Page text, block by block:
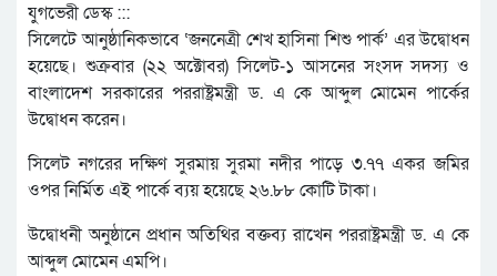
যুগভেরী ডেস্ক :::
সিলেটে আনুষ্ঠানিকভাবে ‘জননেত্রী শেখ হাসিনা শিশু পার্ক’ এর উদ্বোধন
হয়েছে। শুক্রবার (২২ অক্টোবর) সিলেট-১ আসনের সংসদ সদস্য ও
বাংলাদেশ সরকারের পররাষ্ট্রমন্ত্রী ড. এ কে আব্দুল মোমেন পার্কের
উদ্বোধন করেন।
সিলেট নগরের দক্ষিণ সুরমায় সুরমা নদীর পাড়ে ৩.৭৭ একর জমির
ওপর নির্মিত এই পার্কে ব্যয় হয়েছে ২৬.৮৮ কোটি টাকা।
উদ্বোধনী অনুষ্ঠানে প্রধান অতিথির বক্তব্য রাখেন পররাষ্ট্রমন্ত্রী ড. এ কে
আব্দুল মোমেন এমপি।